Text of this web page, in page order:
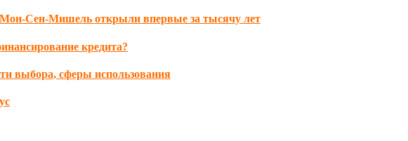
Мон-Сен-Мишель открыли впервые за тысячу лет
кредита?
выбора, сферы использования